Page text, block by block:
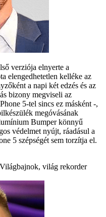
verziója elnyerte a
elengedhetetlen kelléke az
a napi két edzés és az
bizony megviseli az
5-tel sincs ez másként -,
megóvásának
Bumper könnyű
védelmet nyújt, ráadásul a
5 szépségét sem torzítja el.
világ rekorder